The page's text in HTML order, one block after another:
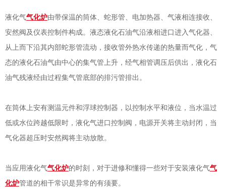
液化气气化炉由带保温的筒体、蛇形管、电加热器、气液相连接收、
安然阀及仪表控制件构成。液态液化石油气沿液相进口进入气化器、
从上而下沿其内部蛇形管流动，接收管外热水传递的热量而气化，气
态的液化石油气由中心的集气管上升，经气相管调压后供出，液化石
油气残液经由过程集气管底部的排污管排出。
在筒体上安有测温元件和浮球控制器，以控制水平和液位，当水温过
低或水位跨越低限时，液化气进口控制阀，电源开关将主动封闭，当
气化器超压时安然阀将主动放散。
当应用液化气气化炉的时刻，对于进修和懂得一些对于安装液化气气
化炉管道的相干常识是异常的有须要。